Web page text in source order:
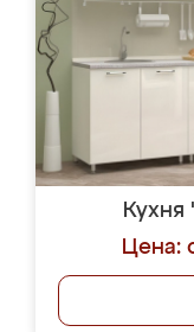
Кухня
Цена: